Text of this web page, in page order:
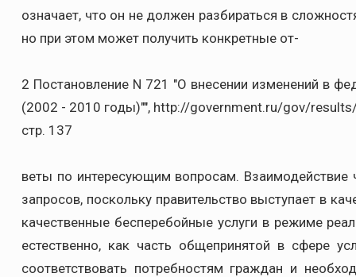
означает, что он не должен разбираться в
но при этом может получить конкретные от-
2 Постановление N 721 "О внесении изменений в
(2002 - 2010 годы)"", http://government.ru/gov/
стр. 137
веты по интересующим вопросам.
запросов, поскольку правительство выступает в
качественные бесперебойные услуги в режиме
естественно, как часть общепринятой в сфере
соответствовать потребностям граждан и